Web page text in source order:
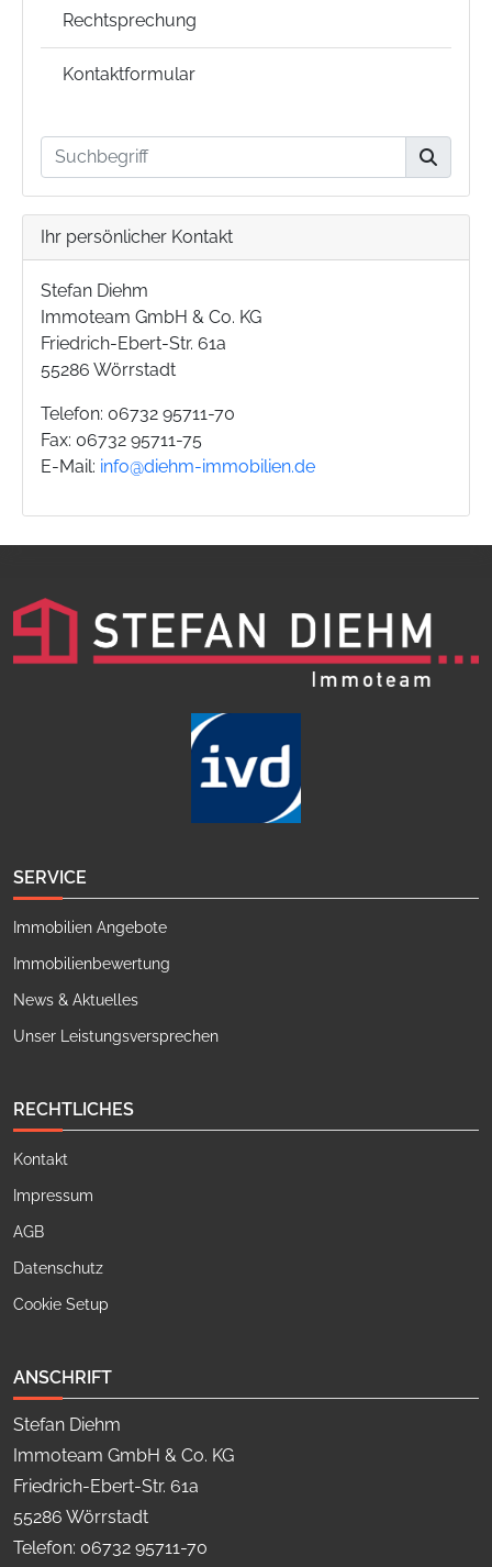
Rechtsprechung
Kontaktformular
Ihr persönlicher Kontakt
Stefan Diehm
Immoteam GmbH & Co. KG
Friedrich-Ebert-Str. 61a
55286 Wörrstadt
Telefon: 06732 95711-70
Fax: 06732 95711-75
E-Mail: info@diehm-immobilien.de
SERVICE
Immobilien Angebote
Immobilienbewertung
News & Aktuelles
Unser Leistungsversprechen
RECHTLICHES
Kontakt
Impressum
AGB
Datenschutz
Cookie Setup
ANSCHRIFT
Stefan Diehm
Immoteam GmbH & Co. KG
Friedrich-Ebert-Str. 61a
55286 Wörrstadt
Telefon: 06732 95711-70